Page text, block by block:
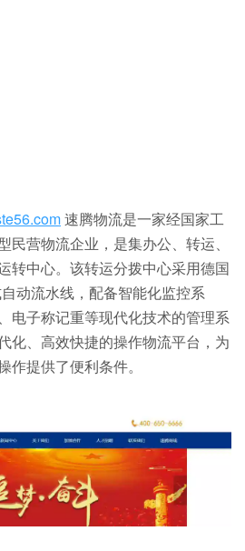
速腾物流是一家经国家工
民营物流企业，是集办公、转运、
转中心。该转运分拨中心采用德国
动流水线，配备智能化监控系
电子称记重等现代化技术的管理系
化、高效快捷的操作物流平台，为
提供了便利条件。